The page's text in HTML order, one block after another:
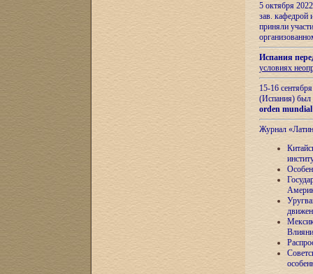
5 октября
зав.
приняли
Испания
условиях
15-16
(Испания) был
orden
Журнал